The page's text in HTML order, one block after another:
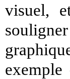
visuel,